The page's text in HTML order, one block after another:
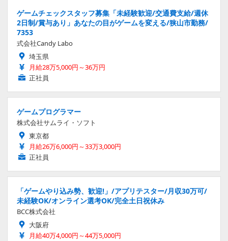
ゲームチェックスタッフ募集「未経験歓迎/交通費支給/週休
2日制/賞与あり」あなたの目がゲームを変える/狭山市勤務/
7353
式会社Candy Labo
埼玉県
月給28万5,000円～36万円
正社員
ゲームプログラマー
株式会社サムライ・ソフト
東京都
月給26万6,000円～33万3,000円
正社員
「ゲームやり込み勢、歓迎!」/アプリテスター/月収30万可/
未経験OK/オンライン選考OK/完全土日祝休み
BCC株式会社
大阪府
月給40万4,000円～44万5,000円